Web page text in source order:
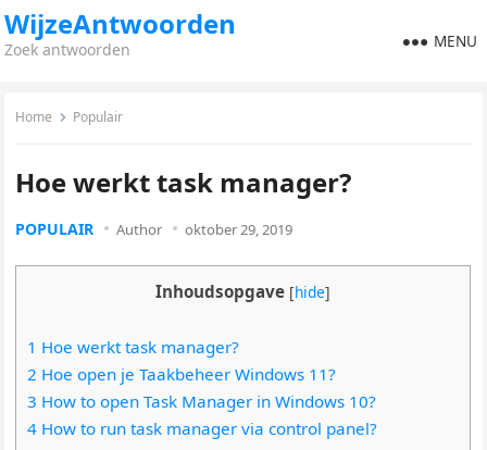
WijzeAntwoorden
Zoek antwoorden MENU
Home Populair
Hoe werkt task manager?
POPULAIR Author oktober 29, 2019
Inhoudsopgave [hide]
1 Hoe werkt task manager?
2 Hoe open je Taakbeheer Windows 11?
3 How to open Task Manager in Windows 10?
4 How to run task manager via control panel?